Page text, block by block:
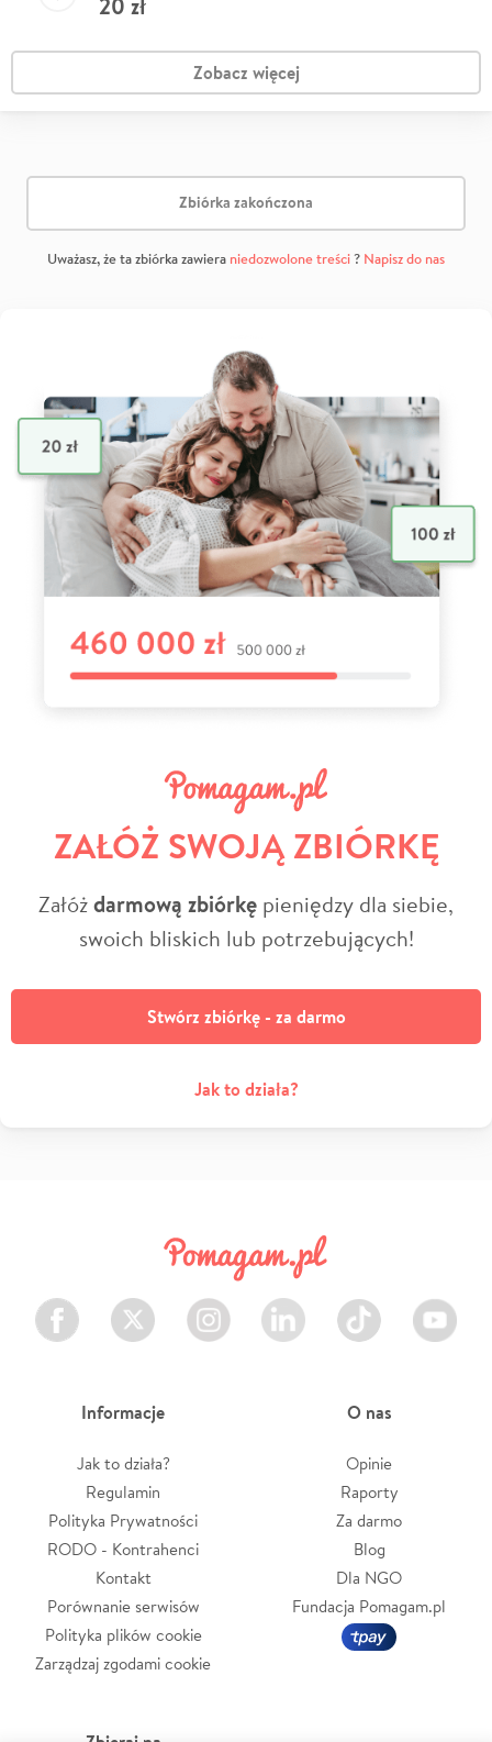
20 zł
Zobacz więcej
Zbiórka zakończona
Uważasz, że ta zbiórka zawiera niedozwolone treści? Napisz do nas
ZAŁÓŻ SWOJĄ ZBIÓRKĘ
Załóżdarmową zbiórkę pieniędzy dla siebie,
swoich bliskich lub potrzebujących!
Stwórz zbiórkę - za darmo
Jak to działa?
Facebook Twitter Instagram LinkedIn TikTok Youtube
Informacje
Jak to działa?
Regulamin
Polityka Prywatności
RODO - Kontrahenci
Kontakt
Porównanie serwisów
Polityka plików cookie
Zarządzaj zgodami cookie
O nas
Opinie
Raporty
Za darmo
Blog
Dla NGO
Fundacja Pomagam.pl